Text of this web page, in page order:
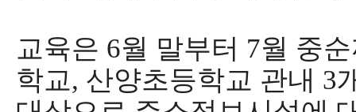
교육은 6월 말부터 7월 중
학교, 산양초등학교 관내 3